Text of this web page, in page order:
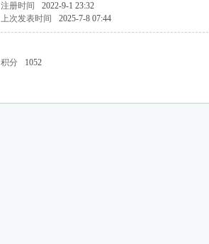
注册时间 2022-9-1 23:32
上次发表时间 2025-7-8 07:44
积分 1052